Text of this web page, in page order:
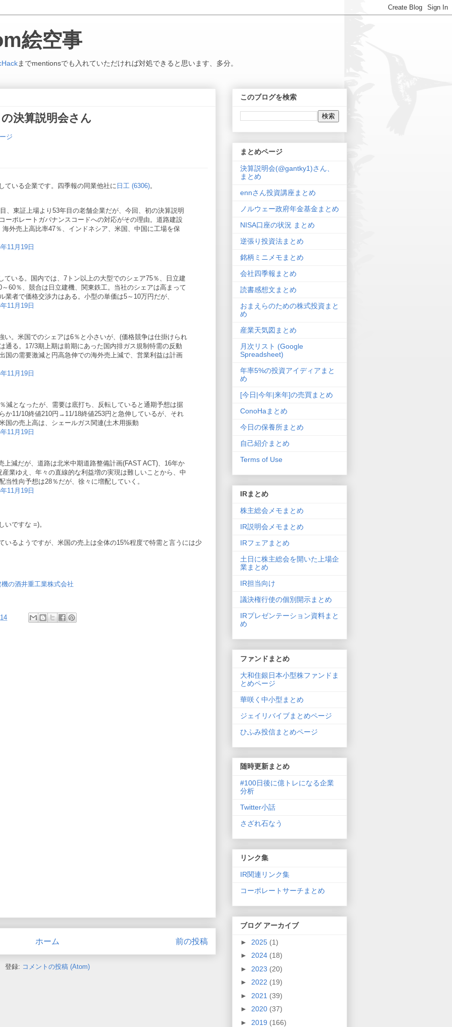
絵空事
までmentionsでも入れていただければ対処できると思います、多分。
決算説明会さん
ジ
ている企業です。四季報の同業他社に 日工 (6306)。
、東証上場より53年目の老舗企業だが、今回、初の決算説明
ーポレートガバナンスコードへの対応がその理由。道路建設
外売上高比率47％、インドネシア、米国、中国に工場を保
11月19日
ている。国内では、7トン以上の大型でのシェア75％、日立建
60％、競合は日立建機、関東鉄工。当社のシェアは高まって
業者で価格交渉力はある。小型の単価は5～10万円だが、
11月19日
い。米国でのシェアは6％と小さいが、(価格競争は仕掛けられ
通る。17/3期上期は前期にあった国内排ガス規制特需の反動
国の需要激減と円高急伸での海外売上減で、営業利益は計画
11月19日
減となったが、需要は底打ち、反転していると通期予想は据
か11/10終値210円→11/18終値253円と急伸しているが、それ
国の売上高は、シェールガス関連(土木用振動
11月19日
上減だが、道路は北米中期道路整備計画(FAST ACT)、16年か
業ゆえ、年々の直線的な利益増の実現は難しいことから、中
当性向予想は28％だが、徐々に増配していく。
11月19日
いですな =)。
いるようですが、米国の売上は全体の15%程度で特需と言うには少
の酒井重工業株式会社
前の投稿
ホーム
登録: コメントの投稿 (Atom)
このブログを検索
まとめページ
決算説明会(@gantky1)さん、
まとめ
ennさん投資講座まとめ
ノルウェー政府年金基金まとめ
NISA口座の状況 まとめ
逆張り投資法まとめ
銘柄ミニメモまとめ
会社四季報まとめ
読書感想文まとめ
おまえらのための株式投資まと
め
産業天気図まとめ
月次リスト (Google
Spreadsheet)
年率5%の投資アイディアまと
め
[今日|今年|来年]の売買まとめ
ConoHaまとめ
今日の保養所まとめ
自己紹介まとめ
Terms of Use
IRまとめ
株主総会メモまとめ
IR説明会メモまとめ
IRフェアまとめ
土日に株主総会を開いた上場企
業まとめ
IR担当向け
議決権行使の個別開示まとめ
IRプレゼンテーション資料まと
め
ファンドまとめ
大和住銀日本小型株ファンドま
とめページ
華咲く中小型まとめ
ジェイリバイブまとめページ
ひふみ投信まとめページ
随時更新まとめ
#100日後に億トレになる企業
分析
Twitter小話
さざれ石なう
リンク集
IR関連リンク集
コーポレートサーチまとめ
ブログ アーカイブ
► 2025 (1)
► 2024 (18)
► 2023 (20)
► 2022 (19)
► 2021 (39)
► 2020 (37)
► 2019 (166)